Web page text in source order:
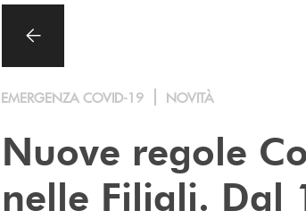
EMERGENZA COVID-19 NOVITÀ
Nuove regole
nelle Filiali. Dal